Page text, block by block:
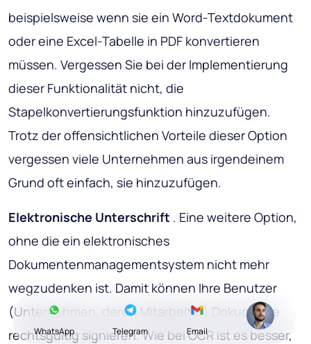
beispielsweise wenn sie ein Word-Textdokument
oder eine Excel-Tabelle in PDF konvertieren
müssen. Vergessen Sie bei der Implementierung
dieser Funktionalität nicht, die
Stapelkonvertierungsfunktion hinzuzufügen.
Trotz der offensichtlichen Vorteile dieser Option
vergessen viele Unternehmen aus irgendeinem
Grund oft einfach, sie hinzuzufügen.
Elektronische Unterschrift . Eine weitere Option,
ohne die ein elektronisches
Dokumentenmanagementsystem nicht mehr
wegzudenken ist. Damit können Ihre Benutzer
(Unternehmen, deren Mitarbeiter) Dokumente
rechtsgültig signieren. Wie bei OCR ist es besser,
WhatsApp Telegram Email